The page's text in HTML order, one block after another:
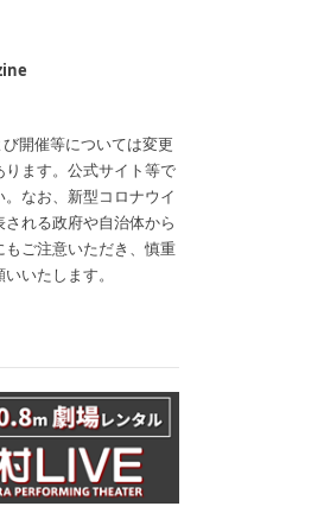
開催等については変更
ます。公式サイト等で
なお、新型コロナウイ
れる政府や自治体から
ご注意いただき、慎重
いたします。